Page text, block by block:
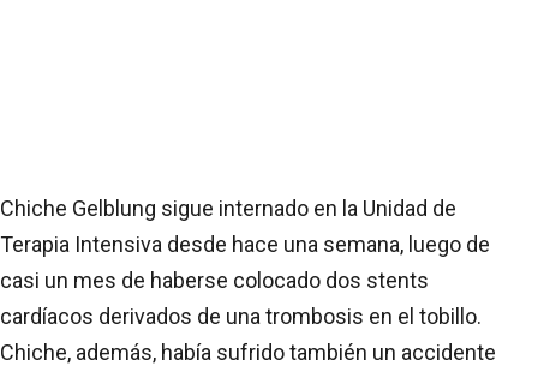
Chiche Gelblung sigue internado en la Unidad de
Terapia Intensiva desde hace una semana, luego de
casi un mes de haberse colocado dos stents
cardíacos derivados de una trombosis en el tobillo.
Chiche, además, había sufrido también un accidente